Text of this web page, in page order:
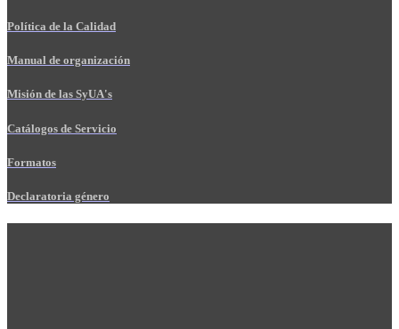
Política de la Calidad
Manual de organización
Misión de las SyUA's
Catálogos de Servicio
Formatos
Declaratoria género